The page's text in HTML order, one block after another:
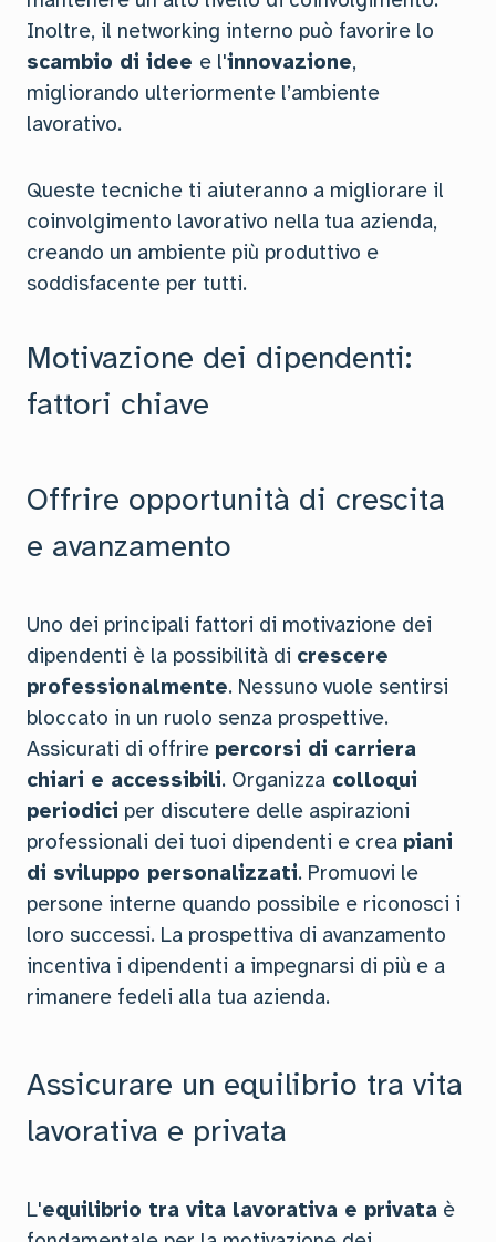
Inoltre, il networking interno può favorire lo
scambio di idee e l'innovazione,
migliorando ulteriormente l’ambiente
lavorativo.
Queste tecniche ti aiuteranno a migliorare il
coinvolgimento lavorativo nella tua azienda,
creando un ambiente più produttivo e
soddisfacente per tutti.
Motivazione dei dipendenti:
fattori chiave
Offrire opportunità di crescita
e avanzamento
Uno dei principali fattori di motivazione dei
dipendenti è la possibilità di crescere
professionalmente. Nessuno vuole sentirsi
bloccato in un ruolo senza prospettive.
Assicurati di offrire percorsi di carriera
chiari e accessibili. Organizza colloqui
periodici per discutere delle aspirazioni
professionali dei tuoi dipendenti e crea piani
di sviluppo personalizzati. Promuovi le
persone interne quando possibile e riconosci i
loro successi. La prospettiva di avanzamento
incentiva i dipendenti a impegnarsi di più e a
rimanere fedeli alla tua azienda.
Assicurare un equilibrio tra vita
lavorativa e privata
L'equilibrio tra vita lavorativa e privata è